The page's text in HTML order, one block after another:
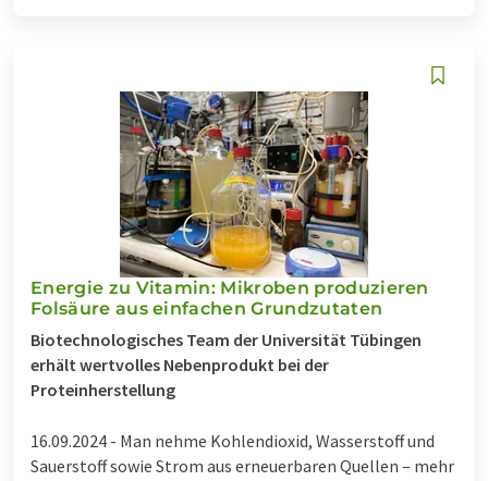
Energie zu Vitamin: Mikroben produzieren
Folsäure aus einfachen Grundzutaten
Biotechnologisches Team der Universität Tübingen
erhält wertvolles Nebenprodukt bei der
Proteinherstellung
16.09.2024 - Man nehme Kohlendioxid, Wasserstoff und
Sauerstoff sowie Strom aus erneuerbaren Quellen – mehr